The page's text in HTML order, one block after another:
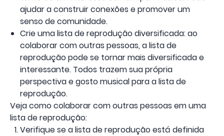
ajudar a construir conexões e promover um
senso de comunidade.
Crie uma lista de reprodução diversificada: ao
colaborar com outras pessoas, a lista de
reprodução pode se tornar mais diversificada e
interessante. Todos trazem sua própria
perspectiva e gosto musical para a lista de
reprodução.
Veja como colaborar com outras pessoas em uma
lista de reprodução:
Verifique se a lista de reprodução está definida